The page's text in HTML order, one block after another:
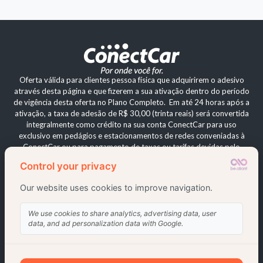
consumo de combustível.
Caso o pagamento não seja feito em até 30 dias após
pedágio (infração grave).
Oferta válida para clientes pessoa física que adquirirem o adesivo
através desta página e que fizerem a sua ativação dentro do período
de vigência desta oferta no Plano Completo. Em até 24 horas após a
ativação, a taxa de adesão de R$ 30,00 (trinta reais) será convertida
integralmente como crédito na sua conta ConectCar para uso
exclusivo em pedágios e estacionamentos de redes conveniadas à
ConectCar ou para pagamento de taxas ou tarifas devidas pelo
usuário. Esta oferta visa beneficiar clientes que realizar passagens
única e exclusivamente em concessionárias de rodovias que possuem
automática Free Flow. Caso seja realizada passagens em
concessionárias de rodovias utilizando a modalidade de pagamento
automático, através das pistas automáticas, bem como outras formas
de uso, o usuário pagará uma taxa de uso no valor de R$17,90
(dezessete reais e noventa centavos), no mês de utilização. Campanha
prosseguir, você adere aoTermo de Adesão Único para Serviços